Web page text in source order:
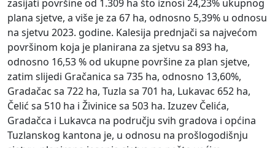
zasijati površine od 1.309 ha što iznosi 24,23% ukupnog
plana sjetve, a više je za 67 ha, odnosno 5,39% u odnosu
na sjetvu 2023. godine. Kalesija prednjači sa najvećom
površinom koja je planirana za sjetvu sa 893 ha,
odnosno 16,53 % od ukupne površine za plan sjetve,
zatim slijedi Gračanica sa 735 ha, odnosno 13,60%,
Gradačac sa 722 ha, Tuzla sa 701 ha, Lukavac 652 ha,
Čelić sa 510 ha i Živinice sa 503 ha. Izuzev Čelića,
Gradačca i Lukavca na području svih gradova i općina
Tuzlanskog kantona je, u odnosu na prošlogodišnju